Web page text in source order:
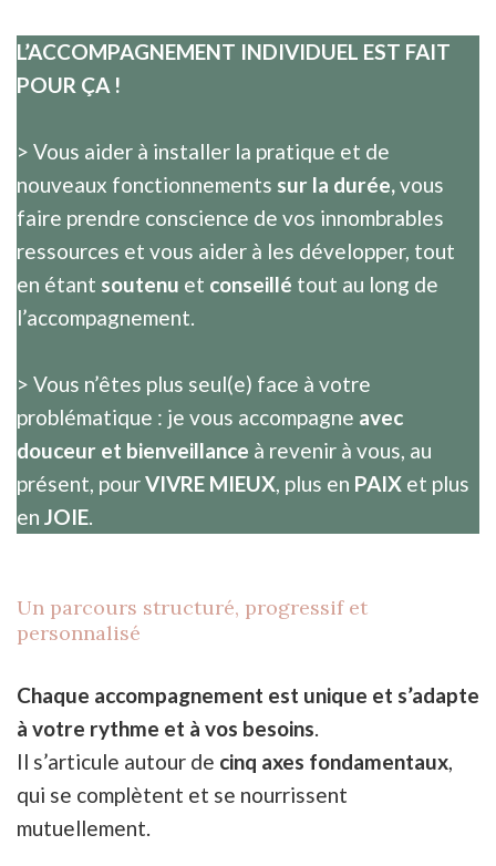
L’ACCOMPAGNEMENT INDIVIDUEL EST FAIT
POUR ÇA !
> Vous aider à installer la pratique et de
nouveaux fonctionnements sur la durée,vous
faire prendre conscience de vos innombrables
ressources et vous aider à les développer, tout
en étant soutenu et conseillé tout au long de
l’accompagnement.
> Vous n’êtes plus seul(e) face à votre
problématique : je vous accompagne avec
douceur et bienveillance à revenir à vous, au
présent, pourVIVRE MIEUX, plus en PAIX et plus
en JOIE.
Un parcours structuré, progressif et
personnalisé
Chaque accompagnement est unique et s’adapte
à votre rythme et à vos besoins.
Il s’articule autour de cinq axes fondamentaux,
qui se complètent et se nourrissent
mutuellement.